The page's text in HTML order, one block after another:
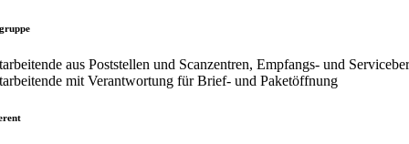
aus Poststellen und Scanzentren, Empfangs- und
mit Verantwortung für Brief- und Paketöffnung